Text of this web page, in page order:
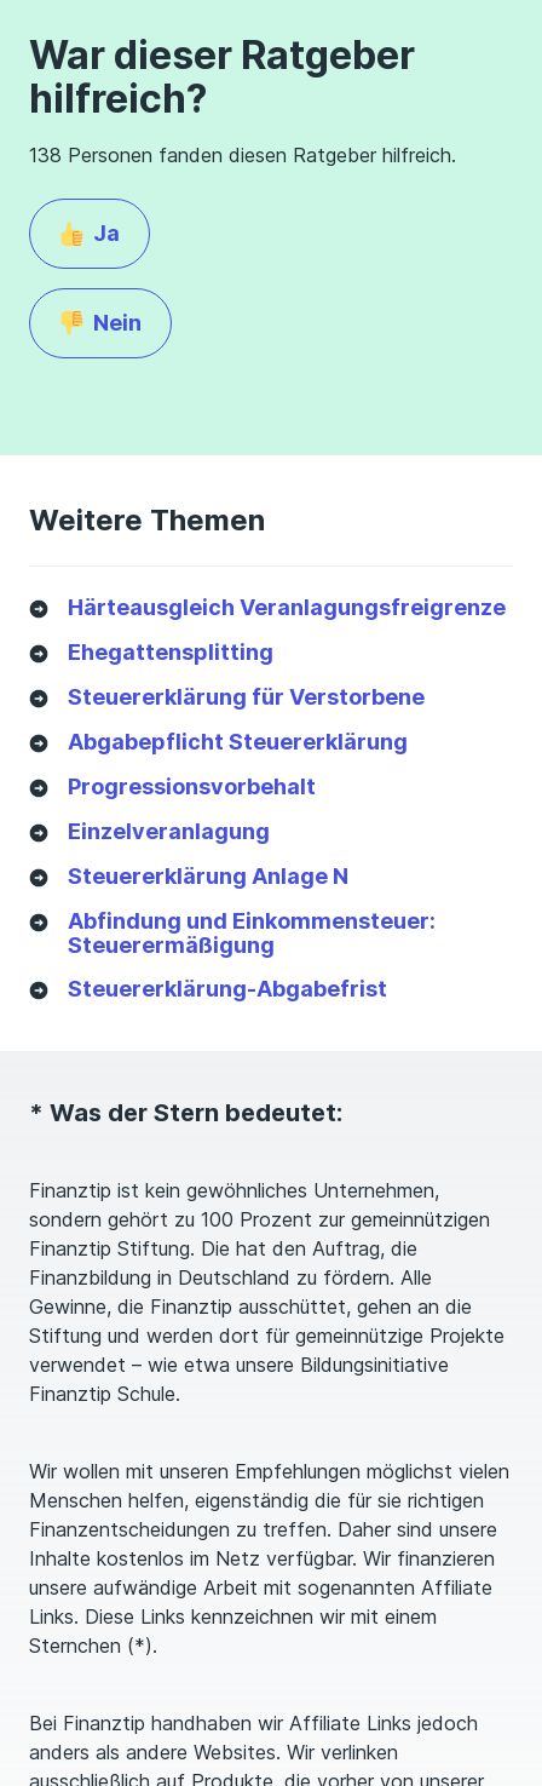
War dieser Ratgeber
hilfreich?
138 Personen fanden diesen Ratgeber hilfreich.
Ja
Nein
Weitere Themen
Härteausgleich Veranlagungsfreigrenze
Ehegattensplitting
Steuererklärung für Verstorbene
Abgabepflicht Steuererklärung
Progressionsvorbehalt
Einzelveranlagung
Steuererklärung Anlage N
Abfindung und Einkommensteuer:
Steuerermäßigung
Steuererklärung-Abgabefrist
* Was der Stern bedeutet:
Finanztip ist kein gewöhnliches Unternehmen,
sondern gehört zu 100 Prozent zur gemeinnützigen
Finanztip Stiftung. Die hat den Auftrag, die
Finanzbildung in Deutschland zu fördern. Alle
Gewinne, die Finanztip ausschüttet, gehen an die
Stiftung und werden dort für gemeinnützige Projekte
verwendet – wie etwa unsere Bildungsinitiative
Finanztip Schule.
Wir wollen mit unseren Empfehlungen möglichst vielen
Menschen helfen, eigenständig die für sie richtigen
Finanzentscheidungen zu treffen. Daher sind unsere
Inhalte kostenlos im Netz verfügbar. Wir finanzieren
unsere aufwändige Arbeit mit sogenannten Affiliate
Links. Diese Links kennzeichnen wir mit einem
Sternchen (*).
Bei Finanztip handhaben wir Affiliate Links jedoch
anders als andere Websites. Wir verlinken